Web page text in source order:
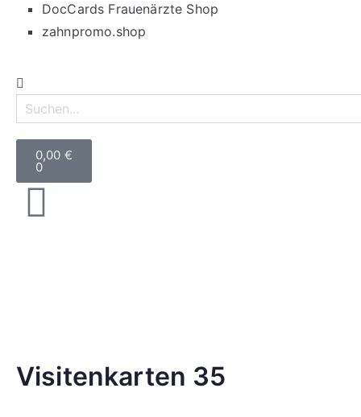
DocCards Frauenärzte Shop
zahnpromo.shop
0,00 €
0
Visitenkarten 35